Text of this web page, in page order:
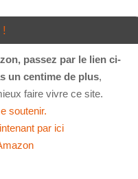
!
passez par le lien ci-
un centime de plus,
faire vivre ce site.
soutenir.
par ici